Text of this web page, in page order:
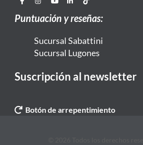
Puntuación y reseñas:
Sucursal Sabattini
Sucursal Lugones
Suscripción al newsletter
Botón de arrepentimiento